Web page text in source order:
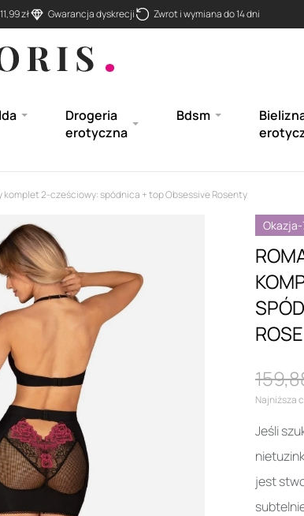
zł Gwarancja dyskrecji Zwrot i wymiana do 14 dni
Drogeria
erotyczna
Bdsm
komplet 2-cześciowy: spódnica + top Obsessive Rosenty
Okazja
Najniższa
Jeśli
jest